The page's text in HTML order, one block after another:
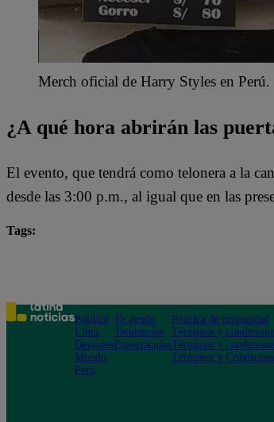
Merch oficial de Harry Styles en Perú.
¿A qué hora abrirán las
El evento, que tendrá como telonera a la
desde las 3:00 p.m., al igual que en las
Tags:
Política
Lima
Deportes
Mundo
Perú
Te ayudo
Tendencias
Espectáculos
Política de privacidad
Términos y
Términos y
Términos y